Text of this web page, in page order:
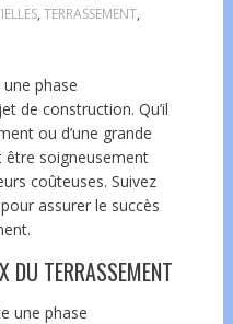
, TERRASSEMENT,
phase
de construction. Qu’il
ou d’une grande
être soigneusement
coûteuses. Suivez
assurer le succès
DU TERRASSEMENT
une phase